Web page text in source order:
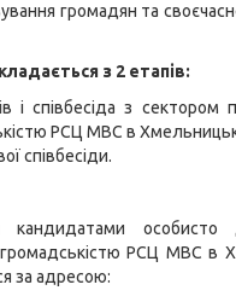
громадян та
з 2 етапів:
і співбесіда з сектором
РСЦ МВС в
співбесіди.
кандидатами особисто
громадськістю РСЦ МВС в
за адресою: